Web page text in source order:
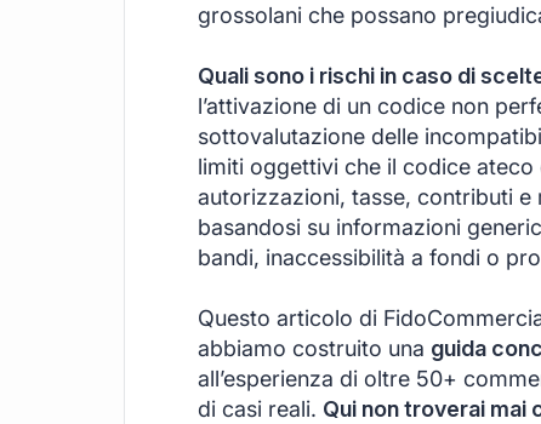
grossolani che possano
Quali sono i rischi in caso di
l’attivazione di un codice non
sottovalutazione delle
limiti oggettivi che il codice
autorizzazioni, tasse, contributi e
basandosi su informazioni
bandi, inaccessibilità a fondi o
Questo articolo di
abbiamo costruito una guida
all’esperienza di oltre 50+
di casi reali. Qui non troverai mai